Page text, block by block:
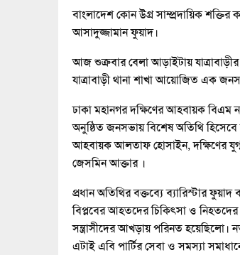
বাংলাদেশ কোন উগ্র সাম্প্রদায়িক শক্তির
আসাদুজ্জামান ফুয়াদ।
আজ শুক্রবার বেলা আড়াইটায় যাত্রাবাড়ীর
যাত্রাবাড়ী থানা শাখা আয়োজিত এক
ঢাকা মহানগর দক্ষিণের আহবায়ক বিএম
অনুষ্ঠিত জনসভায় বিশেষ অতিথি হিসেবে
আহবায়ক আলতাফ হোসাইন, দক্ষিণের
জেসমিন আক্তার ।
প্রধান অতিথির বক্তব্যে ব্যারিস্টার
বিপ্লবের আহতদের চিকিৎসা ও
সন্ত্রাসীদের আখড়ায় পরিনত
এটাই এবি পার্টির সেবা ও সমস্যা